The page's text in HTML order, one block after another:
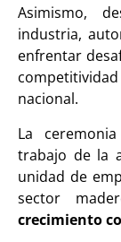
Asimismo,
industria,
enfrentar
nacional.
La
trabajo de la
unidad de
sector
crecimiento